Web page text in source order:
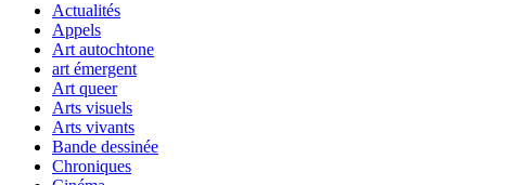
Actualités
Appels
Art autochtone
art émergent
Art queer
Arts visuels
Arts vivants
Bande dessinée
Chroniques